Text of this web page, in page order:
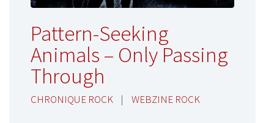
Pattern-Seeking
Animals – Only Passing
Through
CHRONIQUE ROCK | WEBZINE ROCK